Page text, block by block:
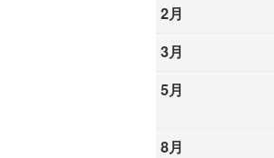
2月
3月
5月
8月